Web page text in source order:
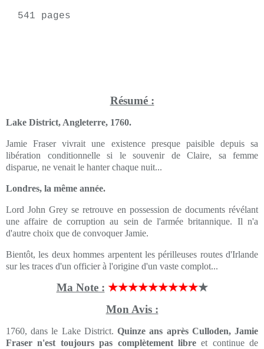
541 pages
Résumé :
Lake District, Angleterre, 1760.
Jamie Fraser vivrait une existence presque paisible depuis sa
libération conditionnelle si le souvenir de Claire, sa femme
disparue, ne venait le hanter chaque nuit...
Londres, la même année.
Lord John Grey se retrouve en possession de documents révélant
une affaire de corruption au sein de l'armée britannique. Il n'a
d'autre choix que de convoquer Jamie.
Bientôt, les deux hommes arpentent les périlleuses routes d'Irlande
sur les traces d'un officier à l'origine d'un vaste complot...
Ma Note : ★★★★★★★★★★
Mon Avis :
1760, dans le Lake District.Quinze ans après Culloden, Jamie
Fraser n'est toujours pas complètement libreet continue de